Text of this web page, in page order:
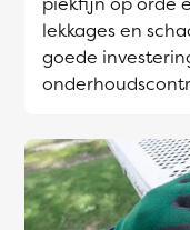
lekkages en
goede